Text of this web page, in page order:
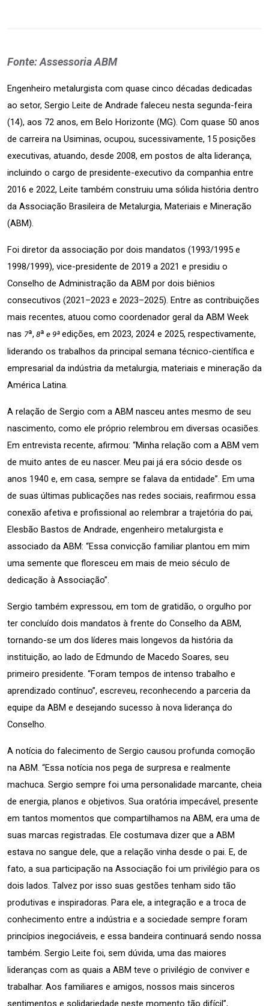
Fonte: Assessoria ABM
Engenheiro metalurgista com quase cinco décadas dedicadas
ao setor, Sergio Leite de Andrade faleceu nesta segunda-feira
(14), aos 72 anos, em Belo Horizonte (MG). Com quase 50 anos
de carreira na Usiminas, ocupou, sucessivamente, 15 posições
executivas, atuando, desde 2008, em postos de alta liderança,
incluindo o cargo de presidente-executivo da companhia entre
2016 e 2022, Leite também construiu uma sólida história dentro
da Associação Brasileira de Metalurgia, Materiais e Mineração
(ABM).
Foi diretor da associação por dois mandatos (1993/1995 e
1998/1999), vice-presidente de 2019 a 2021 e presidiu o
Conselho de Administração da ABM por dois biênios
consecutivos (2021–2023 e 2023–2025). Entre as contribuições
mais recentes, atuou como coordenador geral da ABM Week
nas 7ª, 8ª e 9ª edições, em 2023, 2024 e 2025, respectivamente,
liderando os trabalhos da principal semana técnico-científica e
empresarial da indústria da metalurgia, materiais e mineração da
América Latina.
A relação de Sergio com a ABM nasceu antes mesmo de seu
nascimento, como ele próprio relembrou em diversas ocasiões.
Em entrevista recente, afirmou: “Minha relação com a ABM vem
de muito antes de eu nascer. Meu pai já era sócio desde os
anos 1940 e, em casa, sempre se falava da entidade”. Em uma
de suas últimas publicações nas redes sociais, reafirmou essa
conexão afetiva e profissional ao relembrar a trajetória do pai,
Elesbão Bastos de Andrade, engenheiro metalurgista e
associado da ABM: “Essa convicção familiar plantou em mim
uma semente que floresceu em mais de meio século de
dedicação à Associação”.
Sergio também expressou, em tom de gratidão, o orgulho por
ter concluído dois mandatos à frente do Conselho da ABM,
tornando-se um dos líderes mais longevos da história da
instituição, ao lado de Edmundo de Macedo Soares, seu
primeiro presidente. “Foram tempos de intenso trabalho e
aprendizado contínuo”, escreveu, reconhecendo a parceria da
equipe da ABM e desejando sucesso à nova liderança do
Conselho.
A notícia do falecimento de Sergio causou profunda comoção
na ABM. “Essa notícia nos pega de surpresa e realmente
machuca. Sergio sempre foi uma personalidade marcante, cheia
de energia, planos e objetivos. Sua oratória impecável, presente
em tantos momentos que compartilhamos na ABM, era uma de
suas marcas registradas. Ele costumava dizer que a ABM
estava no sangue dele, que a relação vinha desde o pai. E, de
fato, a sua participação na Associação foi um privilégio para os
dois lados. Talvez por isso suas gestões tenham sido tão
produtivas e inspiradoras. Para ele, a integração e a troca de
conhecimento entre a indústria e a sociedade sempre foram
princípios inegociáveis, e essa bandeira continuará sendo nossa
também. Sergio Leite foi, sem dúvida, uma das maiores
lideranças com as quais a ABM teve o privilégio de conviver e
trabalhar. Aos familiares e amigos, nossos mais sinceros
sentimentos e solidariedade neste momento tão difícil”,